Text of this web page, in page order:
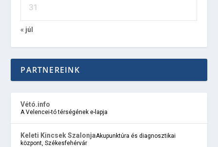
31
« júl
PARTNEREINK
Vétó.info
A Velencei-tó térségének e-lapja
Keleti Kincsek SzalonjaAkupunktúra és diagnosztikai
központ, Székesfehérvár